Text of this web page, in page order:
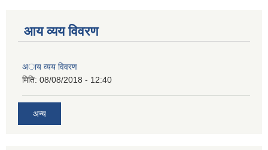
आय व्यय विवरण
अाय व्यय विवरण
मिति: 08/08/2018 - 12:40
अन्य